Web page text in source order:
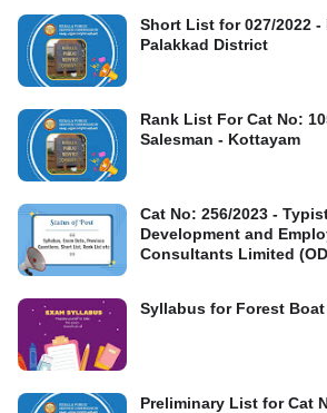
Short List for 027/2022
Palakkad District
Rank List For Cat No:
Salesman - Kottayam
Cat No: 256/2023 -
Development and
Consultants Limited
Syllabus for Forest Boat
Preliminary List for Cat